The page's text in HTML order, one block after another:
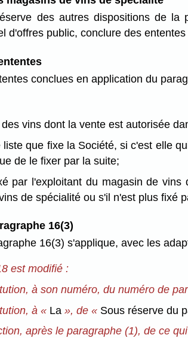
des autres dispositions de
d'offres public, conclure des
conclues en application du
vins dont la vente est autorisée
liste que fixe la Société, si c'est elle
de le fixer par la suite;
par l'exploitant du magasin de
de spécialité ou s'il n'est plus fixé
16(3)
16(3) s'applique, avec les
est modifié :
à son numéro, du numéro de
à « La», de « Sous réserve du
après le paragraphe (1), de ce